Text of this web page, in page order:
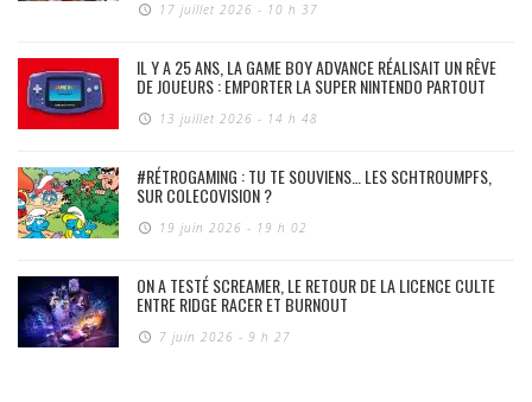
17 juillet 2026 - 10 h 37
IL Y A 25 ANS, LA GAME BOY ADVANCE RÉALISAIT UN RÊVE
DE JOUEURS : EMPORTER LA SUPER NINTENDO PARTOUT
13 juillet 2026 - 14 h 48
#RÉTROGAMING : TU TE SOUVIENS… LES SCHTROUMPFS,
SUR COLECOVISION ?
19 juin 2026 - 19 h 02
ON A TESTÉ SCREAMER, LE RETOUR DE LA LICENCE CULTE
ENTRE RIDGE RACER ET BURNOUT
7 juin 2026 - 9 h 27